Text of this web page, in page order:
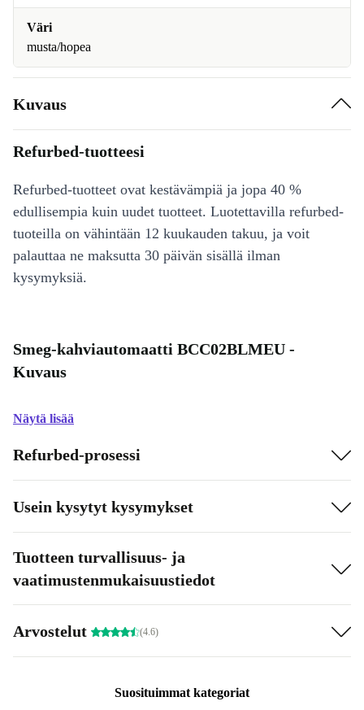
Väri
musta/hopea
Kuvaus
Refurbed-tuotteesi
Refurbed-tuotteet ovat kestävämpiä ja jopa 40 %
edullisempia kuin uudet tuotteet. Luotettavilla refurbed-
tuoteilla on vähintään 12 kuukauden takuu, ja voit
palauttaa ne maksutta 30 päivän sisällä ilman
kysymyksiä.
Smeg-kahviautomaatti BCC02BLMEU -
Kuvaus
Näytä lisää
Refurbed-prosessi
Usein kysytyt kysymykset
Tuotteen turvallisuus- ja
vaatimustenmukaisuustiedot
Arvostelut (4.6)
Suosituimmat kategoriat